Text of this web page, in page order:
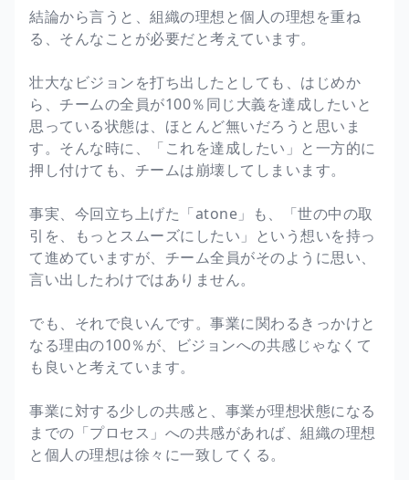
結論から言うと、組織の理想と個人の理想を重ね
る、そんなことが必要だと考えています。
壮大なビジョンを打ち出したとしても、はじめか
ら、チームの全員が100％同じ大義を達成したいと
思っている状態は、ほとんど無いだろうと思いま
す。そんな時に、「これを達成したい」と一方的に
押し付けても、チームは崩壊してしまいます。
事実、今回立ち上げた「atone」も、「世の中の取
引を、もっとスムーズにしたい」という想いを持っ
て進めていますが、チーム全員がそのように思い、
言い出したわけではありません。
でも、それで良いんです。事業に関わるきっかけと
なる理由の100％が、ビジョンへの共感じゃなくて
も良いと考えています。
事業に対する少しの共感と、事業が理想状態になる
までの「プロセス」への共感があれば、組織の理想
と個人の理想は徐々に一致してくる。